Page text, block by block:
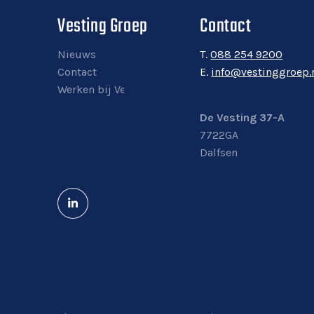
Vesting Groep
Nieuws
Contact
Werken bij Vesting Groep
Contact
T.088 254 9200
E.
De Vesting 37-A
7722GA
Dalfsen